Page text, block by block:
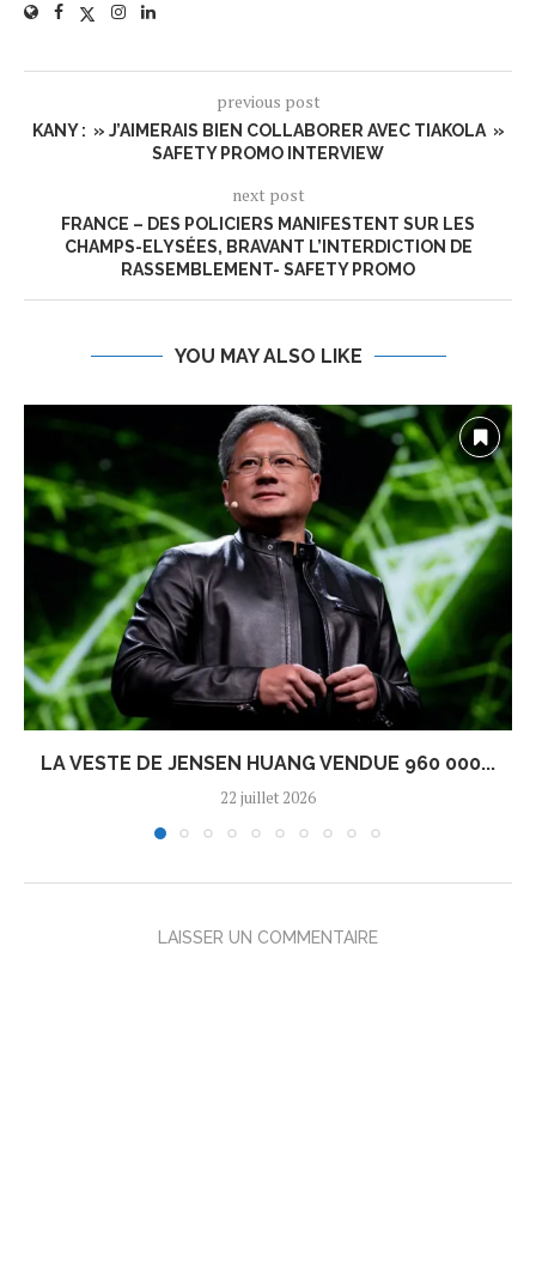
previous post
KANY : » J’AIMERAIS BIEN COLLABORER AVEC TIAKOLA »
SAFETY PROMO INTERVIEW
next post
FRANCE – DES POLICIERS MANIFESTENT SUR LES
CHAMPS-ELYSÉES, BRAVANT L’INTERDICTION DE
RASSEMBLEMENT- SAFETY PROMO
YOU MAY ALSO LIKE
LA VESTE DE JENSEN HUANG VENDUE 960 000...
22 juillet 2026
LAISSER UN COMMENTAIRE